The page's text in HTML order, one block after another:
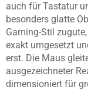
auch für Tastatur
besonders glatte
Gaming-Stil
exakt umgesetzt
erst. Die Maus
ausgezeichneter
dimensioniert für